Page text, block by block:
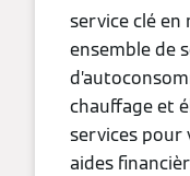
service clé en
ensemble de
chauffage et
services pour
aides